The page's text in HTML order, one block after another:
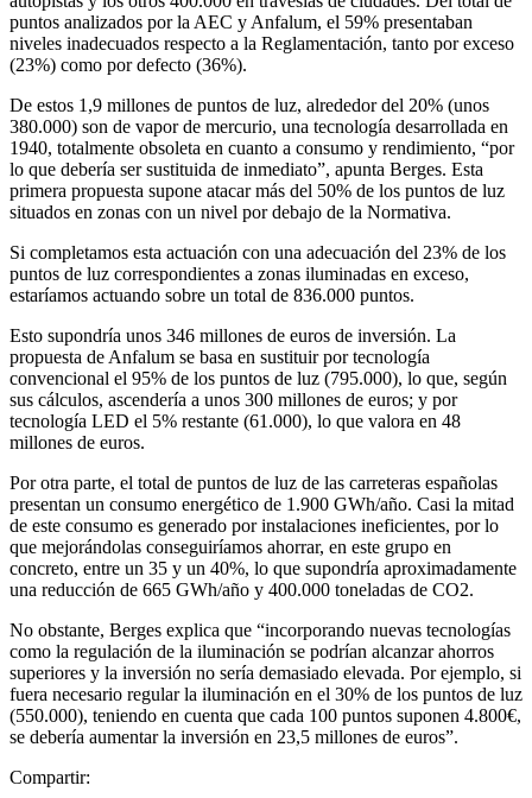
puntos analizados por la AEC y Anfalum, el 59% presentaban
niveles inadecuados respecto a la Reglamentación, tanto por exceso
(23%) como por defecto (36%).
De estos 1,9 millones de puntos de luz, alrededor del 20% (unos
380.000) son de vapor de mercurio, una tecnología desarrollada en
1940, totalmente obsoleta en cuanto a consumo y rendimiento, “por
lo que debería ser sustituida de inmediato”, apunta Berges. Esta
primera propuesta supone atacar más del 50% de los puntos de luz
situados en zonas con un nivel por debajo de la Normativa.
Si completamos esta actuación con una adecuación del 23% de los
puntos de luz correspondientes a zonas iluminadas en exceso,
estaríamos actuando sobre un total de 836.000 puntos.
Esto supondría unos 346 millones de euros de inversión. La
propuesta de Anfalum se basa en sustituir por tecnología
convencional el 95% de los puntos de luz (795.000), lo que, según
sus cálculos, ascendería a unos 300 millones de euros; y por
tecnología LED el 5% restante (61.000), lo que valora en 48
millones de euros.
Por otra parte, el total de puntos de luz de las carreteras españolas
presentan un consumo energético de 1.900 GWh/año. Casi la mitad
de este consumo es generado por instalaciones ineficientes, por lo
que mejorándolas conseguiríamos ahorrar, en este grupo en
concreto, entre un 35 y un 40%, lo que supondría aproximadamente
una reducción de 665 GWh/año y 400.000 toneladas de CO2.
No obstante, Berges explica que “incorporando nuevas tecnologías
como la regulación de la iluminación se podrían alcanzar ahorros
superiores y la inversión no sería demasiado elevada. Por ejemplo, si
fuera necesario regular la iluminación en el 30% de los puntos de luz
(550.000), teniendo en cuenta que cada 100 puntos suponen 4.800€,
se debería aumentar la inversión en 23,5 millones de euros”.
Compartir: